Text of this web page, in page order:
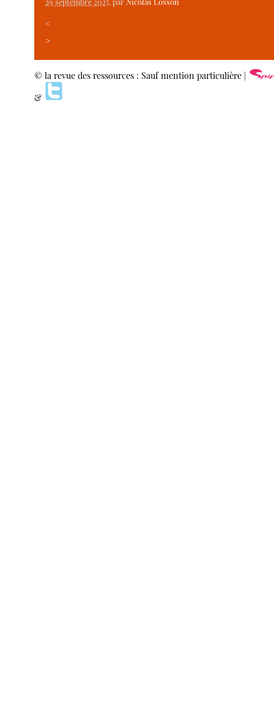
<
>
© la revue des ressources : Sauf mention particulière |
&